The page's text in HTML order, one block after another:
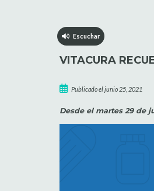
Escuchar
VITACURA
Publicado el junio 25, 2021
Desde el martes 29 de